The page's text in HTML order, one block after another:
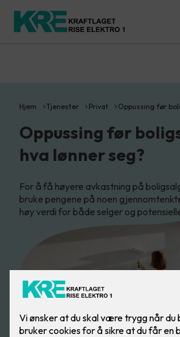
Hjem Tjenester Privat Oppussing før
Oppussing før
hva lønner seg?
For å få høyere avkastning på
bruke pengene på noen
høy verdi for både selger og